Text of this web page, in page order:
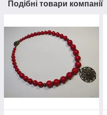
Подібні товари компанії